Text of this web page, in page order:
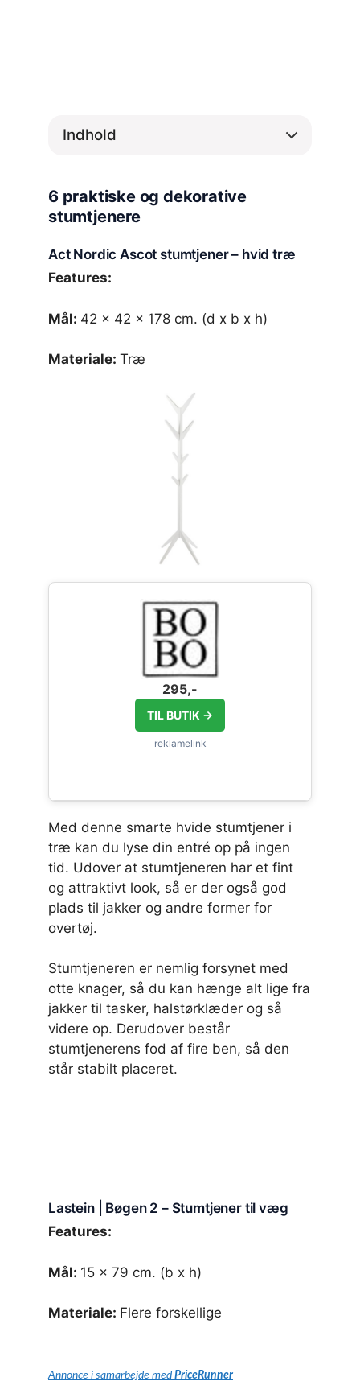
Indhold
6 praktiske og dekorative
stumtjenere
Act Nordic Ascot stumtjener – hvid træ
Features:
Mål: 42 x 42 x 178 cm. (d x b x h)
Materiale: Træ
295,-
TIL BUTIK →
Med denne smarte hvide stumtjener i
træ kan du lyse din entré op på ingen
tid. Udover at stumtjeneren har et fint
og attraktivt look, så er der også god
plads til jakker og andre former for
overtøj.
Stumtjeneren er nemlig forsynet med
otte knager, så du kan hænge alt lige fra
jakker til tasker, halstørklæder og så
videre op. Derudover består
stumtjenerens fod af fire ben, så den
står stabilt placeret.
Lastein | Bøgen 2 – Stumtjener til væg
Features:
Mål: 15 x 79 cm. (b x h)
Materiale: Flere forskellige
Annonce i samarbejde med PriceRunner